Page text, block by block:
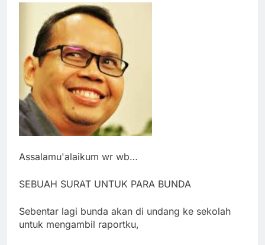
Assalamu'alaikum wr wb…
SEBUAH SURAT UNTUK PARA BUNDA
Sebentar lagi bunda akan di undang ke sekolah
untuk mengambil raportku,